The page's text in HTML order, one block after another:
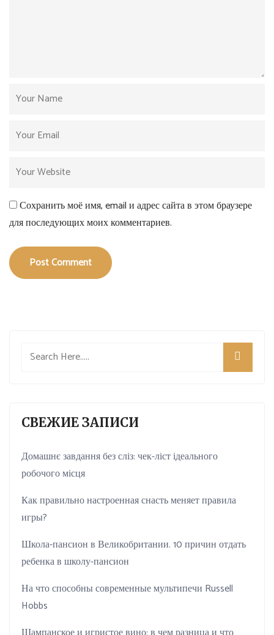
Сохранить моё имя, email и адрес сайта в этом браузере
для последующих моих комментариев.
Post Comment
СВЕЖИЕ ЗАПИСИ
Домашнє завдання без сліз: чек-ліст ідеального
робочого місця
Как правильно настроенная снасть меняет правила
игры?
Школа-пансион в Великобритании. 10 причин отдать
ребенка в школу-пансион
На что способны современные мультипечи Russell
Hobbs